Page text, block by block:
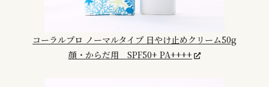
コーラルプロ ノーマルタイプ 日やけ止めクリーム50g
顔・からだ用 SPF50+ PA++++